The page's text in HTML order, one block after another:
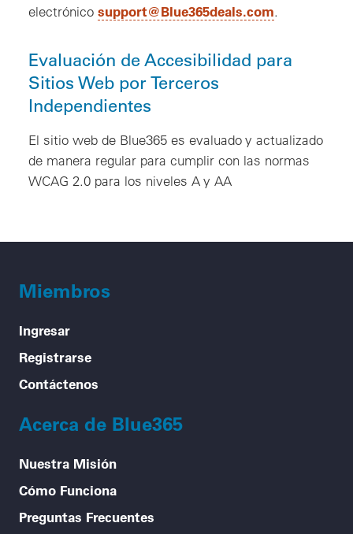
electrónico support@Blue365deals.com.
Evaluación de Accesibilidad para
Sitios Web por Terceros
Independientes
El sitio web de Blue365 es evaluado y actualizado
de manera regular para cumplir con las normas
WCAG 2.0 para los niveles A y AA
Miembros
Ingresar
Registrarse
Contáctenos
Acerca de Blue365
Nuestra Misión
Cómo Funciona
Preguntas Frecuentes